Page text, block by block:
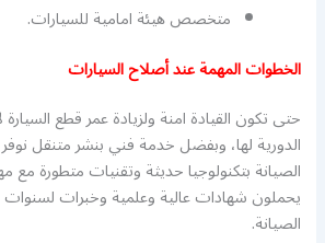
متخصص هيئة امامية للسيارات.
الخطوات المهمة عند أصلاح السيارات
حتى تكون القيادة امنة ولزيادة عمر قطع
الدورية لها، وبفضل خدمة فني بنشر متنقل
الصيانة بتكنولوجيا حديثة وتقنيات متطورة
يحملون شهادات عالية وعلمية وخبرات
الصيانة.